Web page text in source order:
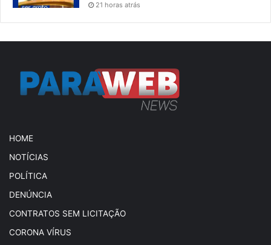
21 horas atrás
HOME
NOTÍCIAS
POLÍTICA
DENÚNCIA
CONTRATOS SEM LICITAÇÃO
CORONA VÍRUS